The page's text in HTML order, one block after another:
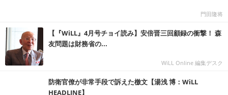
門田隆将
【『WiLL』4月号チョイ読み】安倍晋三回顧録の衝撃！ 森
友問題は財務省の...
WiLL Online 編集デスク
防衛官僚が非常手段で訴えた檄文【湯浅 博：WiLL
HEADLINE】